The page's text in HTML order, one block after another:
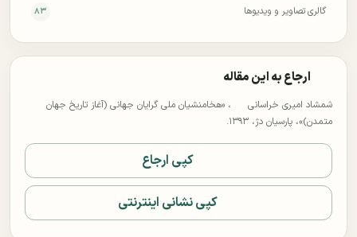
گالری تصاویر و ویدیوها ۸۳
ارجاع به این مقاله
شمشاد امیری خراسانی
، «هخامنشیان ملی گرایان جهانی (آغاز تاریخ جهان
متمدن)»، پارسیان دژ، ۱۳۹۳.
کپی ارجاع
کپی نشانی اینترنتی